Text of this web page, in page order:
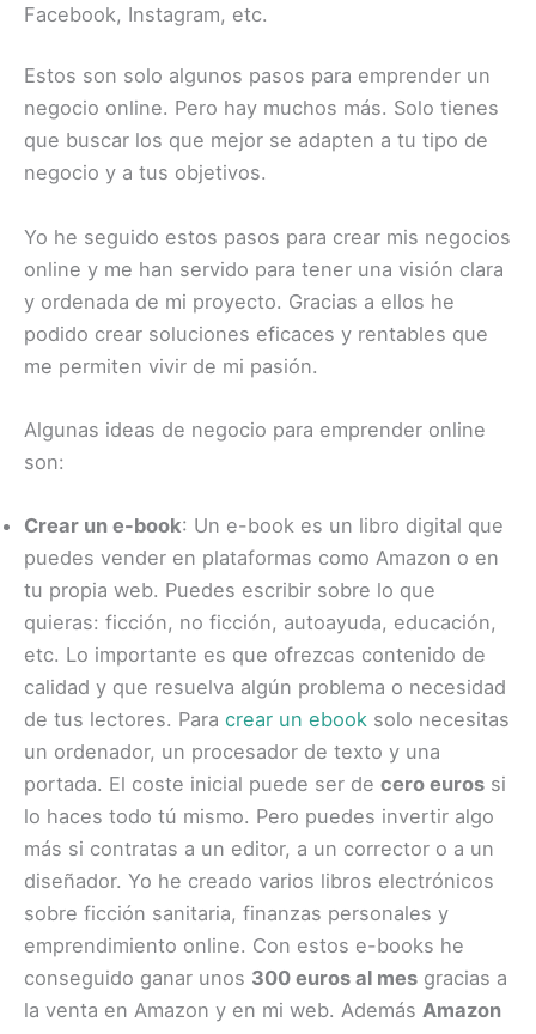
Facebook, Instagram, etc.
Estos son solo algunos pasos para emprender un
negocio online. Pero hay muchos más. Solo tienes
que buscar los que mejor se adapten a tu tipo de
negocio y a tus objetivos.
Yo he seguido estos pasos para crear mis negocios
online y me han servido para tener una visión clara
y ordenada de mi proyecto. Gracias a ellos he
podido crear soluciones eficaces y rentables que
me permiten vivir de mi pasión.
Algunas ideas de negocio para emprender online
son:
Crear un e-book: Un e-book es un libro digital que
puedes vender en plataformas como Amazon o en
tu propia web. Puedes escribir sobre lo que
quieras: ficción, no ficción, autoayuda, educación,
etc. Lo importante es que ofrezcas contenido de
calidad y que resuelva algún problema o necesidad
de tus lectores. Para crear un ebook solo necesitas
un ordenador, un procesador de texto y una
portada. El coste inicial puede ser de cero euros si
lo haces todo tú mismo. Pero puedes invertir algo
más si contratas a un editor, a un corrector o a un
diseñador. Yo he creado varios libros electrónicos
sobre ficción sanitaria, finanzas personales y
emprendimiento online. Con estos e-books he
conseguido ganar unos 300 euros al mes gracias a
la venta en Amazon y en mi web. Además Amazon